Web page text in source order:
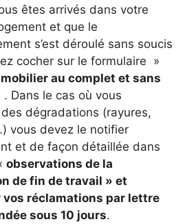
êtes arrivés dans votre
et que le
s’est déroulé sans soucis
cocher sur le formulaire »
au complet et sans
. Dans le cas où vous
dégradations (rayures,
vous devez le notifier
et de façon détaillée dans
observations de la
de fin de travail » et
réclamations par lettre
sous 10 jours.